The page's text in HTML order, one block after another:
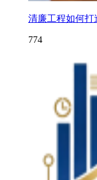
清廉工程如何打
774